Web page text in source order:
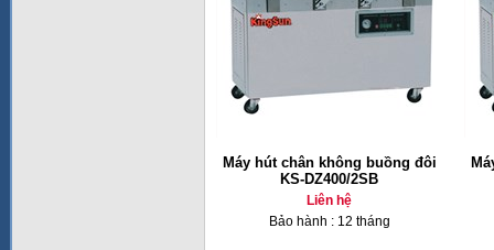
Máy hút chân không buồng đôi
KS-DZ400/2SB
Liên hệ
Bảo hành : 12 tháng